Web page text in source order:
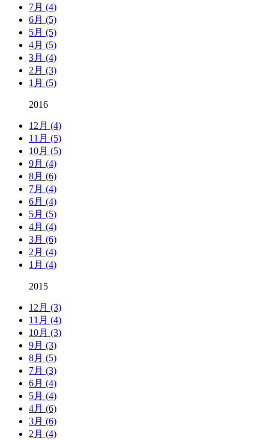
7月 (4)
6月 (5)
5月 (5)
4月 (5)
3月 (4)
2月 (3)
1月 (5)
2016
12月 (4)
11月 (5)
10月 (5)
9月 (4)
8月 (6)
7月 (4)
6月 (4)
5月 (5)
4月 (4)
3月 (6)
2月 (4)
1月 (4)
2015
12月 (3)
11月 (4)
10月 (3)
9月 (3)
8月 (5)
7月 (3)
6月 (4)
5月 (4)
4月 (6)
3月 (6)
2月 (4)